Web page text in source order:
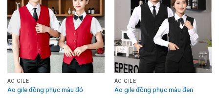
Add to
Wishlist
ÁO GILE
Áo gile đồng phục màu đỏ
Add to
Wishlist
ÁO GILE
Áo gile đồng phục màu đen